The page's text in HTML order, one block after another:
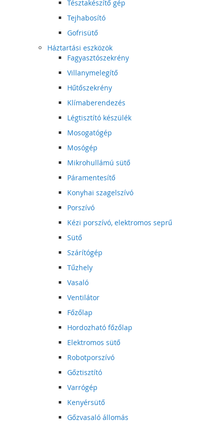
Tésztakészítő gép
Tejhabosító
Gofrisütő
Háztartási eszközök
Fagyasztószekrény
Villanymelegítő
Hűtőszekrény
Klímaberendezés
Légtisztító készülék
Mosogatógép
Mosógép
Mikrohullámú sütő
Páramentesítő
Konyhai szagelszívó
Porszívó
Kézi porszívó, elektromos seprű
Sütő
Szárítógép
Tűzhely
Vasaló
Ventilátor
Főzőlap
Hordozható főzőlap
Elektromos sütő
Robotporszívó
Gőztisztító
Varrógép
Kenyérsütő
Gőzvasaló állomás